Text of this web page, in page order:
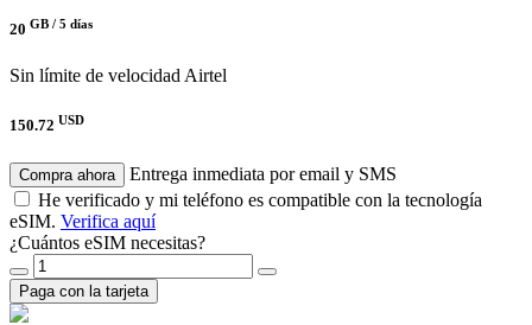
20 GB / 5 días
Sin límite de velocidad Airtel
150.72 USD
Compra ahora
Entrega inmediata por email y SMS
He verificado y mi teléfono es compatible con la tecnología
eSIM. Verifica aquí
¿Cuántos eSIM necesitas?
Paga con la tarjeta